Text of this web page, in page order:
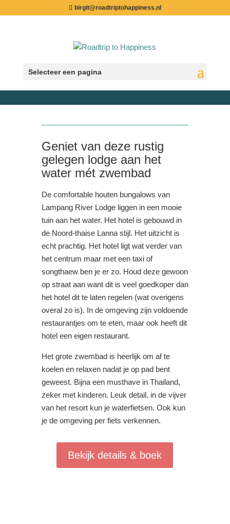
birgit@roadtriptohappiness.nl
Selecteer een pagina
Lampang – Lampang River Lodge
Thailand | Noord-Thailand
Geniet van deze rustig
gelegen lodge aan het
water mét zwembad
De comfortable houten bungalows van
Lampang River Lodge liggen in een mooie
tuin aan het water. Het hotel is gebouwd in
de Noord-thaise Lanna stijl. Het uitzicht is
echt prachtig. Het hotel ligt wat verder van
het centrum maar met een taxi of
songthaew ben je er zo. Houd deze gewoon
op straat aan want dit is veel goedkoper dan
het hotel dit te laten regelen (wat overigens
overal zo is). In de omgeving zijn voldoende
restaurantjes om te eten, maar ook heeft dit
hotel een eigen restaurant.
Het grote zwembad is heerlijk om af te
koelen en relaxen nadat je op pad bent
geweest. Bijna een musthave in Thailand,
zeker met kinderen. Leuk detail, in de vijver
van het resort kun je waterfietsen. Ook kun
je de omgeving per fiets verkennen.
Bekijk details & boek